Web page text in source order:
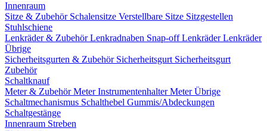
Innenraum
Sitze & Zubehör Schalensitze Verstellbare Sitze Sitzgestellen
Stuhlschiene
Lenkräder & ZubehörLenkradnaben Snap-offLenkräderLenkräder
Übrige
Sicherheitsgurten & Zubehör Sicherheitsgurt Sicherheitsgurt
Zubehör
Schaltknauf
Meter & ZubehörMeterInstrumentenhalterMeter Übrige
Schaltmechanismus Schalthebel Gummis/Abdeckungen
Schaltgestänge
Innenraum Streben